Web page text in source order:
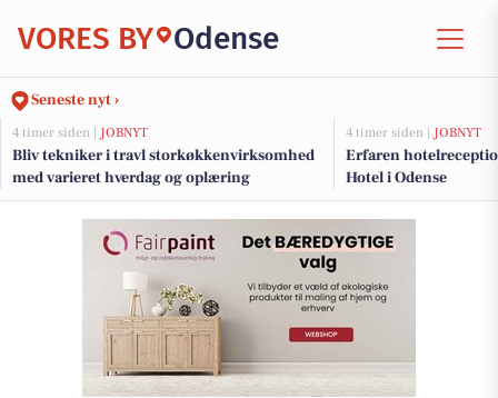
VORES BY Odense
Seneste nyt ›
4 timer siden | JOBNYT
Bliv tekniker i travl storkøkkenvirksomhed
med varieret hverdag og oplæring
4 timer siden | JOBNYT
Erfaren
Hotel i Odense